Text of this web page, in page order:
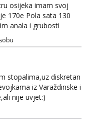
osijeka imam svoj
170e Pola sata 130
anala i grubosti
ako nekog zanima Za
0919282417
stopalima,uz diskretan
iz Varaždinske i
nije uvjet:)